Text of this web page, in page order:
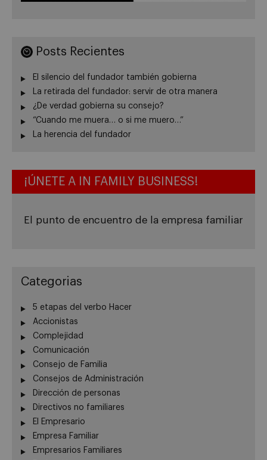
Posts Recientes
El silencio del fundador también gobierna
La retirada del fundador: servir de otra manera
¿De verdad gobierna su consejo?
“Cuando me muera… o si me muero…”
La herencia del fundador
¡ÚNETE A IN FAMILY BUSINESS!
El punto de encuentro de la empresa familiar
Categorias
5 etapas del verbo Hacer
Accionistas
Complejidad
Comunicación
Consejo de Familia
Consejos de Administración
Dirección de personas
Directivos no familiares
El Empresario
Empresa Familiar
Empresarios Familiares